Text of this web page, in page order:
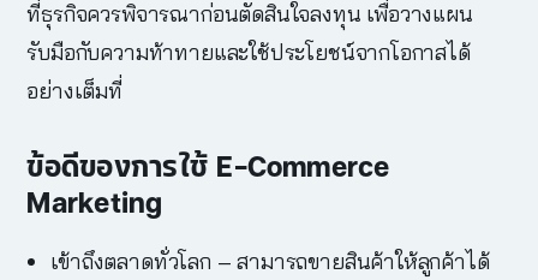
ที่ธุรกิจควรพิจารณาก่อนตัดสินใจลงทุน เพื่อวางแผน
รับมือกับความท้าทายและใช้ประโยชน์จากโอกาสได้
อย่างเต็มที่
ข้อดีของการใช้ E-Commerce
Marketing
เข้าถึงตลาดทั่วโลก – สามารถขายสินค้าให้ลูกค้าได้